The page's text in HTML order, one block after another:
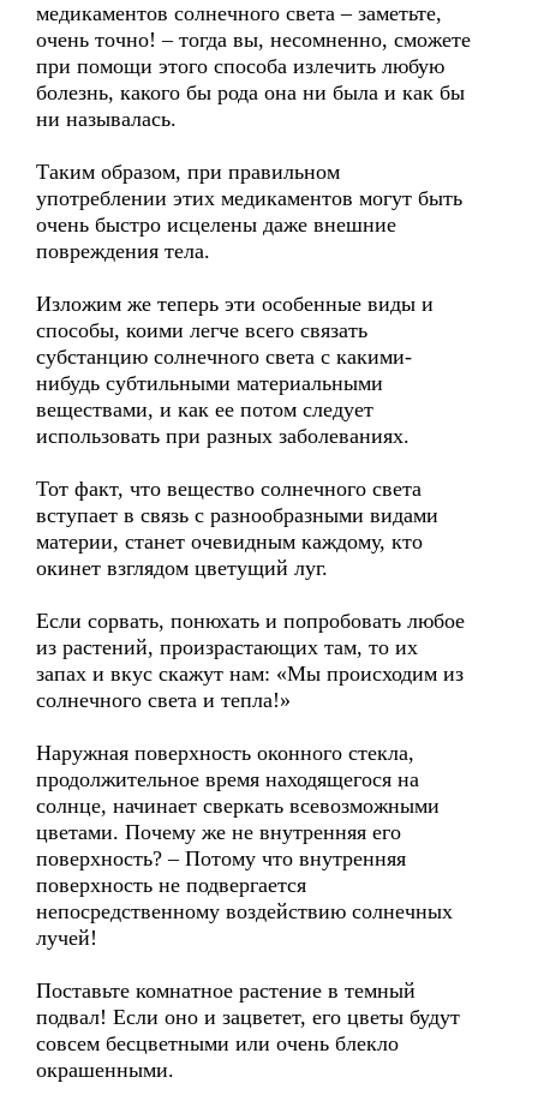
медикаментов солнечного света – заметьте,
очень точно! – тогда вы, несомненно, сможете
при помощи этого способа излечить любую
болезнь, какого бы рода она ни была и как бы
ни называлась.
Таким образом, при правильном
употреблении этих медикаментов могут быть
очень быстро исцелены даже внешние
повреждения тела.
Изложим же теперь эти особенные виды и
способы, коими легче всего связать
субстанцию солнечного света с какими-
нибудь субтильными материальными
веществами, и как ее потом следует
использовать при разных заболеваниях.
Тот факт, что вещество солнечного света
вступает в связь с разнообразными видами
материи, станет очевидным каждому, кто
окинет взглядом цветущий луг.
Если сорвать, понюхать и попробовать любое
из растений, произрастающих там, то их
запах и вкус скажут нам: «Мы происходим из
солнечного света и тепла!»
Наружная поверхность оконного стекла,
продолжительное время находящегося на
солнце, начинает сверкать всевозможными
цветами. Почему же не внутренняя его
поверхность? – Потому что внутренняя
поверхность не подвергается
непосредственному воздействию солнечных
лучей!
Поставьте комнатное растение в темный
подвал! Если оно и зацветет, его цветы будут
совсем бесцветными или очень блекло
окрашенными.